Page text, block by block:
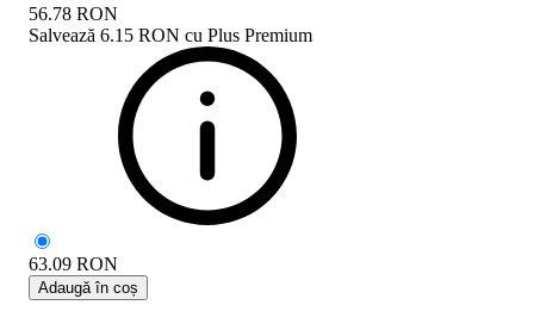
56.78 RON
Salvează 6.15 RON cu Plus Premium
63.09 RON
Adaugă în coș